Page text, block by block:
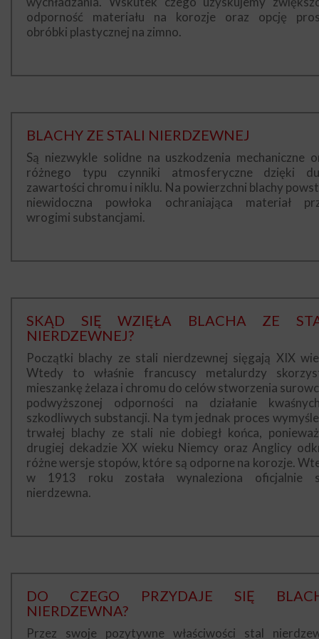
odporność materiału na korozje oraz opcję
obróbki plastycznej na zimno.
BLACHY ZE STALI NIERDZEWNEJ
Są niezwykle solidne na uszkodzenia mechaniczne
różnego typu czynniki atmosferyczne dzięki
zawartości chromu i niklu. Na powierzchni blachy
niewidoczna powłoka ochraniająca materiał
wrogimi substancjami.
SKĄD SIĘ WZIĘŁA BLACHA ZE
NIERDZEWNEJ?
Początki blachy ze stali nierdzewnej sięgają XIX
Wtedy to właśnie francuscy metalurdzy
mieszankę żelaza i chromu do celów stworzenia
podwyższonej odporności na działanie
szkodliwych substancji. Na tym jednak proces
trwałej blachy ze stali nie dobiegł końca,
drugiej dekadzie XX wieku Niemcy oraz Anglicy
różne wersje stopów, które są odporne na korozje.
w 1913 roku została wynaleziona oficjalnie
nierdzewna.
DO CZEGO PRZYDAJE SIĘ
NIERDZEWNA?
Przez swoje pozytywne właściwości stal